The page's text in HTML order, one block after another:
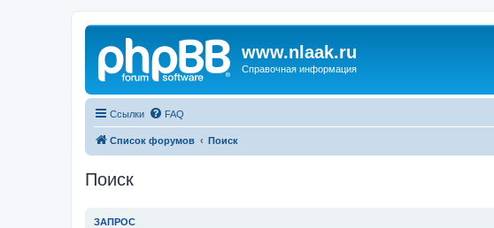
www.nlaak.ru
Справочная информация
Ссылки FAQ
Список форумов Поиск
Поиск
ЗАПРОС